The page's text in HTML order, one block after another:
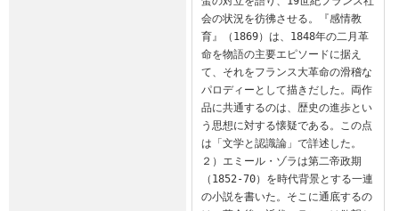
会の状況を彷彿させる。『感情教
育』（1869）は、1848年の二月革
命を物語の主要エピソードに据え
て、それをフランス大革命の滑稽な
パロディーとして描きだした。両作
品に共通するのは、歴史の進歩とい
う思想に対する懐疑である。この点
は「文学と認識論」で詳述した。
２）エミール・ゾラは第二帝政期
（1852-70）を時代背景とする一連
の小説を書いた。そこに通底するの